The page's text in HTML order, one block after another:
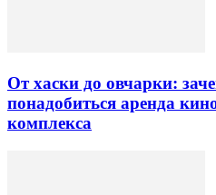
От хаски до овчарки:
понадобиться аренда
комплекса